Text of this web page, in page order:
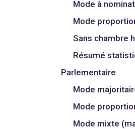
Mode à
Mode
Sans chambre
Résumé
Parlementaire
Mode
Mode
Mode mixte